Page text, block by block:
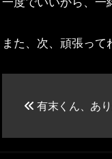
また、次、頑張って
ナ
有末くん、あ